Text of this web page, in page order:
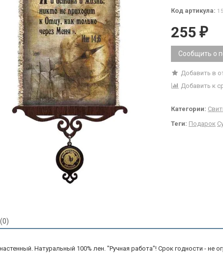
Код артикула:
255 ₽
Сообщить о
Добавить в
Добавить к
Категории:
Теги: Подарок
Натуральный 100% лен. "Ручная работа"! Срок годности - не